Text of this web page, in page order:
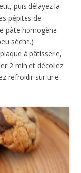
puis délayez la
pépites de
pâte homogène
sèche.)
à pâtisserie,
2 min et décollez
refroidir sur une